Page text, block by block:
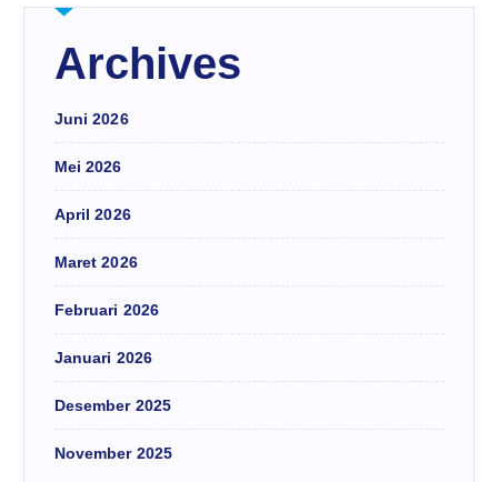
Archives
Juni 2026
Mei 2026
April 2026
Maret 2026
Februari 2026
Januari 2026
Desember 2025
November 2025